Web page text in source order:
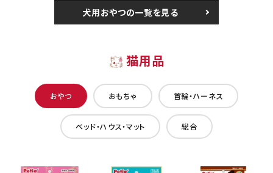
犬用おやつの一覧を見る
猫用品
おやつ おもちゃ 首輪・ハーネス
ベッド・ハウス・マット 総合